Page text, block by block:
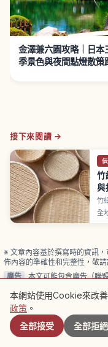
金澤兼六園攻略｜日本
季景色與夜間點燈散策
接下來閱讀 →
竹
與
竹
日
與
全
※ 文章內容基於撰寫時的資訊
佈內容的準確性和完整性，敬請
廣告
本文可能包含廣告（聯
本網站使用Cookie來改
政策 。
全部接受
全部拒絕